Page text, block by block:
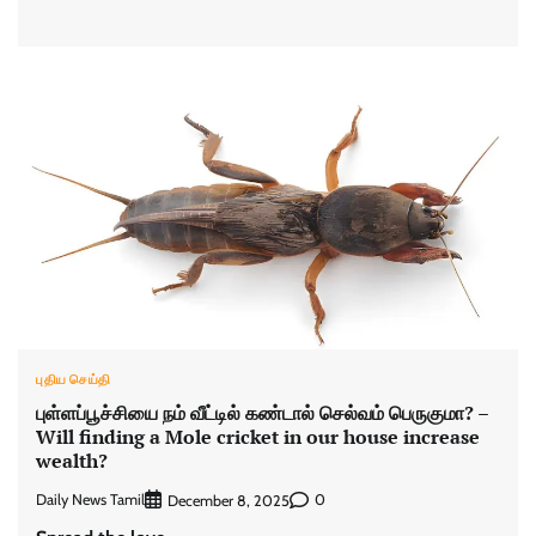
புதிய செய்தி
புள்ளப்பூச்சியை நம் வீட்டில் கண்டால் செல்வம் பெருகுமா? –
Will finding a Mole cricket in our house increase
wealth?
Daily News Tamil December 8, 2025 0